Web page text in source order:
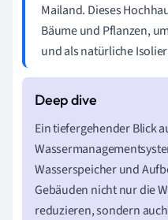
Mailand. Dieses
Bäume und Pflanzen,
und als natürliche
Ein tiefergehender Blick
Wasserspeicher und
Gebäuden nicht nur die
reduzieren, sondern